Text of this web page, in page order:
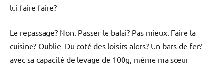
lui faire faire?
Le repassage? Non. Passer le balai? Pas mieux. Faire la
cuisine? Oublie. Du coté des loisirs alors? Un bars de fer?
avec sa capacité de levage de 100g, même ma sœur